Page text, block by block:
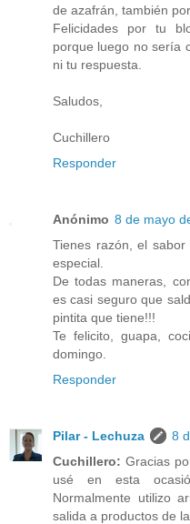
de azafrán, también
Felicidades por tu
porque luego no sería
ni tu respuesta.
Saludos,
Cuchillero
Responder
Anónimo 8 de mayo
Tienes razón, el sabor
especial.
De todas maneras,
es casi seguro que
pintita que tiene!!!
Te felicito, guapa,
domingo.
Responder
Pilar - Lechuza
8
Cuchillero: Gracias
usé en esta
Normalmente utilizo
salida a productos de